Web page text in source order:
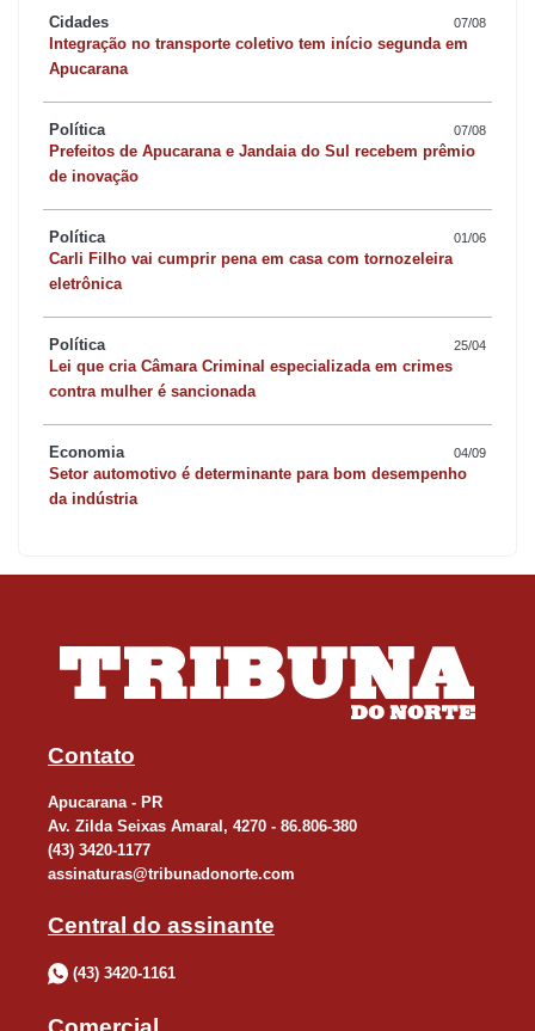
Cidades 07/08
Integração no transporte coletivo tem início segunda em
Apucarana
Política 07/08
Prefeitos de Apucarana e Jandaia do Sul recebem prêmio
de inovação
Política 01/06
Carli Filho vai cumprir pena em casa com tornozeleira
eletrônica
Política 25/04
Lei que cria Câmara Criminal especializada em crimes
contra mulher é sancionada
Economia 04/09
Setor automotivo é determinante para bom desempenho
da indústria
Contato
Apucarana - PR
Av. Zilda Seixas Amaral, 4270 - 86.806-380
(43) 3420-1177
assinaturas@tribunadonorte.com
Central do assinante
(43) 3420-1161